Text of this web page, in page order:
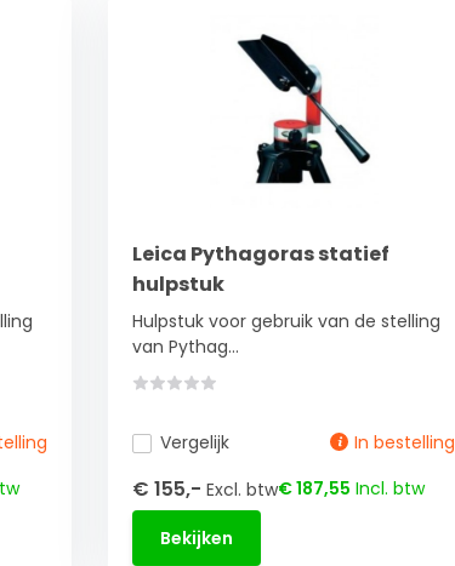
Leica Pythagoras statief
hulpstuk
Hulpstuk voor gebruik van de stelling
van Pythag...
Vergelijk In bestelling
€ 155,- Excl. btw€ 187,55 Incl. btw
Bekijken